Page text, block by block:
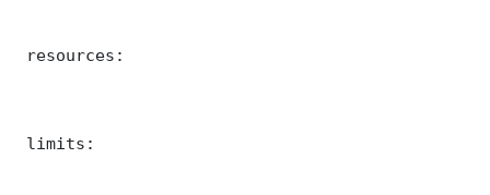
resources:
limits: